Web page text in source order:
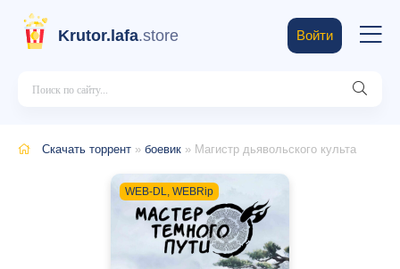
Krutor.lafa.store Войти
Скачать торрент » боевик » Магистр дьявольского культа
WEB-DL, WEBRip